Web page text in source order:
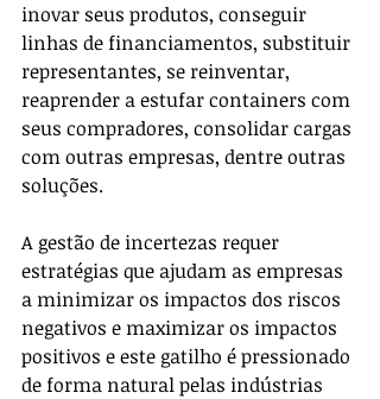
inovar seus produtos, conseguir
linhas de financiamentos, substituir
representantes, se reinventar,
reaprender a estufar containers com
seus compradores, consolidar cargas
com outras empresas, dentre outras
soluções.
A gestão de incertezas requer
estratégias que ajudam as empresas
a minimizar os impactos dos riscos
negativos e maximizar os impactos
positivos e este gatilho é pressionado
de forma natural pelas indústrias